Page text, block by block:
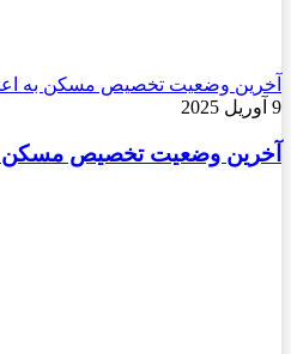
آخرین وضعیت تخصیص مسکن به
9 آوریل 2025
آخرین وضعیت تخصیص مسکن